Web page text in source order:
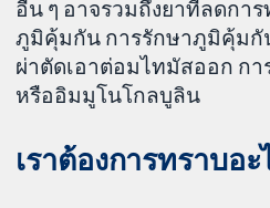
อื่น ๆ อาจรวมถึงยาที่ลดกา
ภูมิคุ้มกัน การรักษาภูมิคุ้มกั
ผ่าตัดเอาต่อมไทมัสออก ก
หรืออิมมูโนโกลบูลิน
เราต้องการทราบอะ